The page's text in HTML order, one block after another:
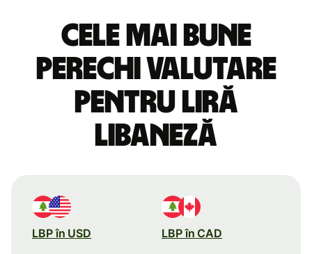
Cele mai bune
perechi valutare
pentru liră
libaneză
LBP în USD LBP în CAD